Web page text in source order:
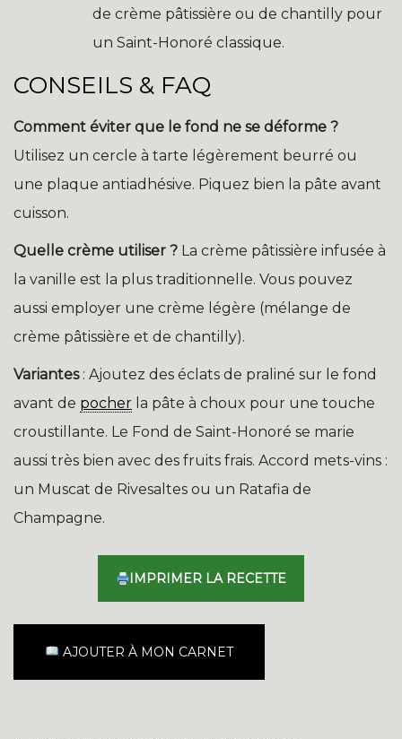
de crème pâtissière ou de chantilly pour
un Saint-Honoré classique.
CONSEILS & FAQ
Comment éviter que le fond ne se déforme ?
Utilisez un cercle à tarte légèrement beurré ou
une plaque antiadhésive. Piquez bien la pâte avant
cuisson.
Quelle crème utiliser ? La crème pâtissière infusée à
la vanille est la plus traditionnelle. Vous pouvez
aussi employer une crème légère (mélange de
crème pâtissière et de chantilly).
Variantes: Ajoutez des éclats de praliné sur le fond
avant de pocher la pâte à choux pour une touche
croustillante. Le Fond de Saint-Honoré se marie
aussi très bien avec des fruits frais. Accord mets-vins :
un Muscat de Rivesaltes ou un Ratafia de
Champagne.
IMPRIMER LA RECETTE
AJOUTER À MON CARNET